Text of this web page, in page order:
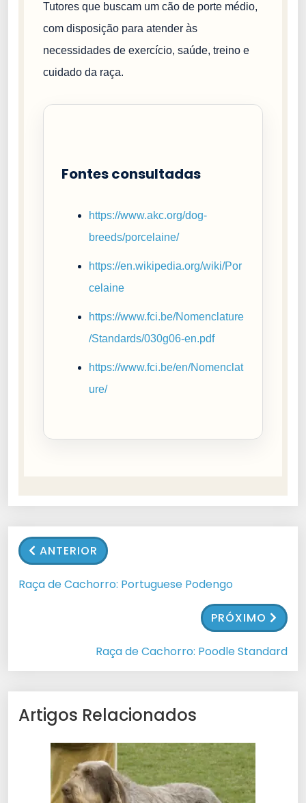
Tutores que buscam um cão de porte médio,
com disposição para atender às
necessidades de exercício, saúde, treino e
cuidado da raça.
Fontes consultadas
https://www.akc.org/dog-
breeds/porcelaine/
https://en.wikipedia.org/wiki/Por
celaine
https://www.fci.be/Nomenclature
/Standards/030g06-en.pdf
https://www.fci.be/en/Nomenclat
ure/
ANTERIOR
Raça de Cachorro: Portuguese Podengo
PRÓXIMO
Raça de Cachorro: Poodle Standard
Artigos Relacionados